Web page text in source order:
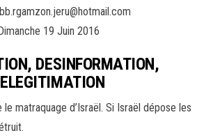
19 Juin 2016
DESINFORMATION,
matraquage d’Israël. Si Israël dépose les